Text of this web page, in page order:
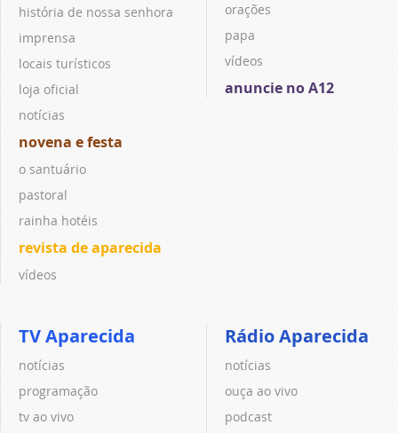
história de nossa senhora
imprensa
locais turísticos
loja oficial
notícias
novena e festa
o santuário
pastoral
rainha hotéis
revista de aparecida
vídeos
orações
papa
vídeos
anuncie no A12
TV Aparecida
notícias
programação
tv ao vivo
Rádio Aparecida
notícias
ouça ao vivo
podcast